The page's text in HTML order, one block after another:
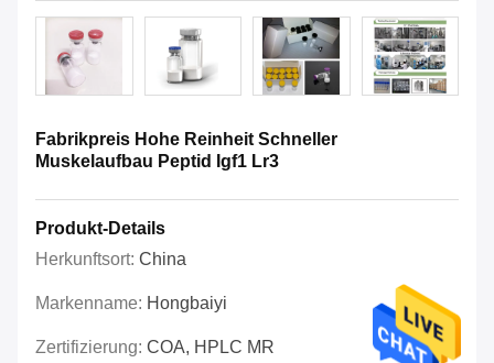
Fabrikpreis Hohe Reinheit Schneller
Muskelaufbau Peptid Igf1 Lr3
Produkt-Details
Herkunftsort: China
Markenname: Hongbaiyi
Zertifizierung: COA, HPLC MR